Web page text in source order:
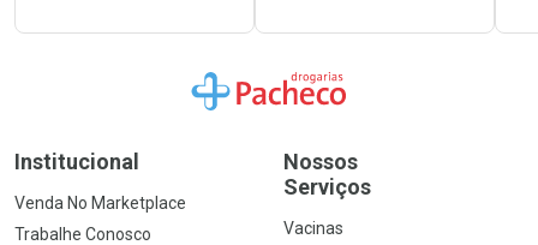
Ir para a Home
Institucional
Venda No Marketplace
Trabalhe Conosco
Nossos
Serviços
Vacinas